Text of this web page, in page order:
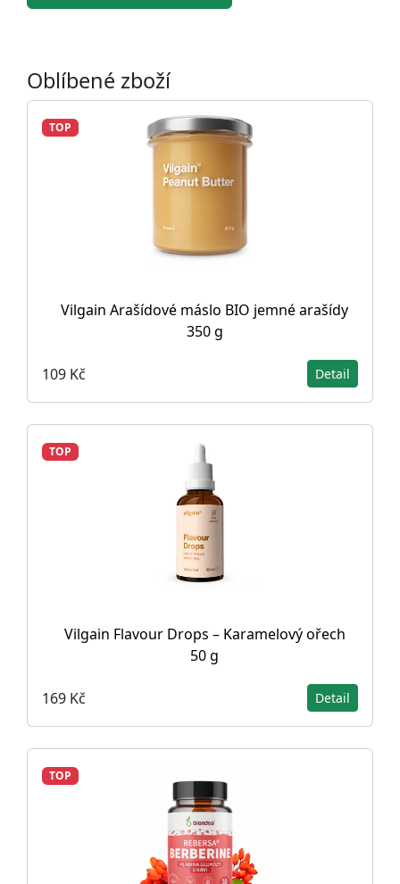
Oblíbené zboží
TOP
Vilgain Arašídové máslo BIO jemné arašídy
350 g
109 Kč Detail
TOP
Vilgain Flavour Drops – Karamelový ořech
50 g
169 Kč Detail
TOP